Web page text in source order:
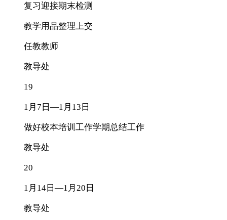
复习迎接期末检测
教学用品整理上交
任教教师
教导处
19
1月7日—1月13日
做好校本培训工作学期总结工作
教导处
20
1月14日—1月20日
教导处